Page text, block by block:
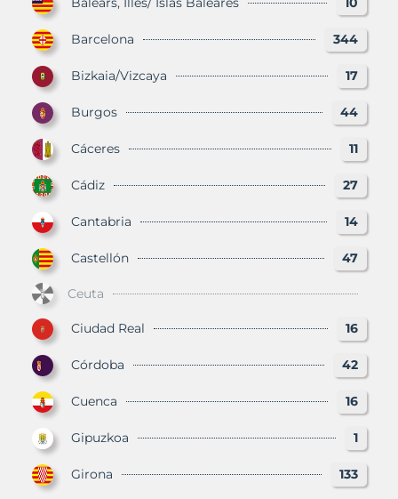
Barcelona 344
Bizkaia/Vizcaya 17
Burgos 44
Cáceres 11
Cádiz 27
Cantabria 14
Castellón 47
Ceuta
Ciudad Real 16
Córdoba 42
Cuenca 16
Gipuzkoa 1
Girona 133